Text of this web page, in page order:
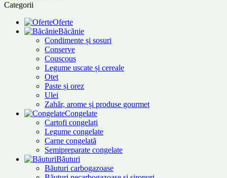
Categorii
Oferte
Băcănie
Condimente și sosuri
Conserve
Couscous
Legume uscate și cereale
Otet
Paste și orez
Ulei
Zahăr, arome și produse gourmet
Congelate
Cartofi congelați
Legume congelate
Carne congelată
Semipreparate congelate
Băuturi
Băuturi carbogazoase